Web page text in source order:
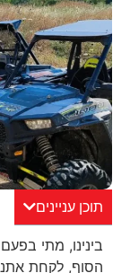
תוכן עניינים
בינינו, מתי
הסוף, לקחת